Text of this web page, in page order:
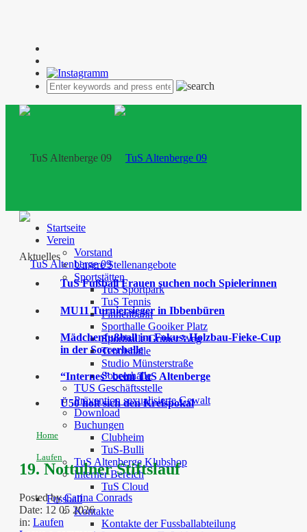
Startseite
Verein
Vorstand
Unsere Stellenangebote
Sportstätten
TuS Sportpark
TuS Tennis
Finnenbahn
Sporthalle Gooiker Platz
Sporthalle Grüner Weg
Tennishalle
Studio Münsterstraße
Soccerhalle
TUS Geschäftsstelle
Prävention sexualisierte Gewalt
Download
Buchungen
Clubheim
TuS-Bulli
TuS Altenberge Klubshop
Interner Bereich
TuS Cloud
Fussball
Kontakte
Kontakte der Fussballabteilung
Aktuelles
TuS Fußball Frauen suchen noch Spielerinnen
MU11 Turniersieger in Ibbenbüren
Mädchenfußball im Fokus: Holzbau-Fieke-Cup
in der Soccerhalle
“Internes” beim TuS Altenberge
Ü50 holt sich den Kreispokal
Home
Laufen
19. Nottulner Stiftslauf
Posted byCarina Conrads
Date: 12 05 2026
in: Laufen